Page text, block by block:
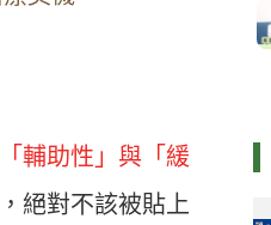
輔助性」與「緩
絕對不該被貼上